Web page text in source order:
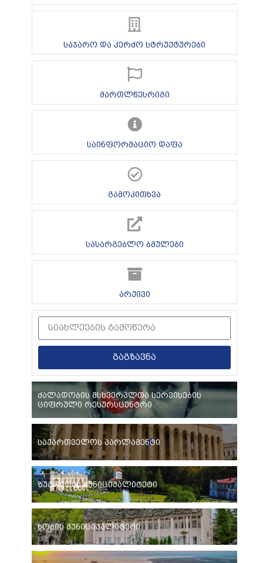
საჯარო და კერძო სტრუქტურები
მართლწესრიგი
საინფორმაციო დაფა
გამოკითხვა
სასარგებლო ბმულები
არქივი
გაგზავნა
ძალადობის მსხვერპლთა სერვისების
ციფრული რესურსცენტრი
საქართველოს პარლამენტი
ზუგდიდის მუნიციპალიტეტი
ხობის მუნიციპალიტეტი